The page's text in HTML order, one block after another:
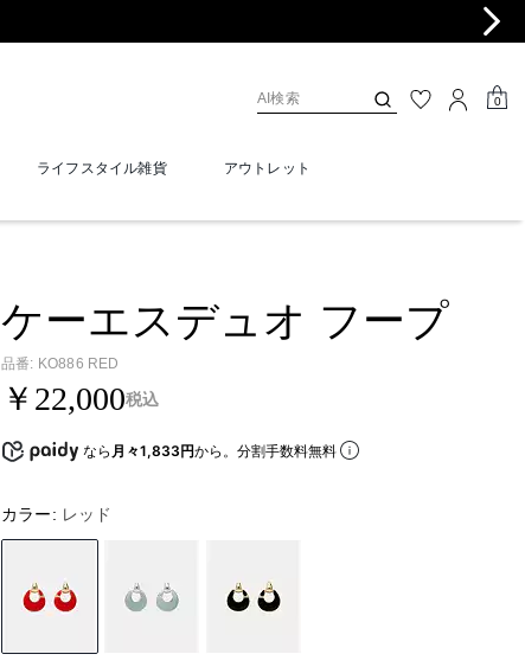
0
ライフスタイル雑貨 アウトレット
ケーエスデュオ フープ
品番: KO886 RED
￥22,000税込
なら 月々1,833円から。分割手数料無料
カラー: レッド